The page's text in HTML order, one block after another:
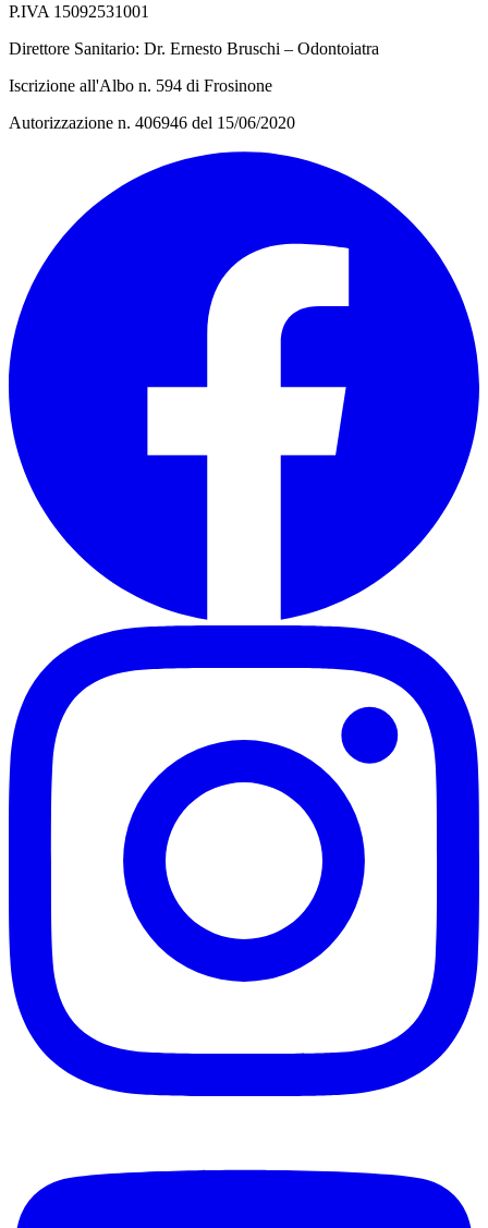
P.IVA 15092531001
Direttore Sanitario: Dr. Ernesto Bruschi – Odontoiatra
Iscrizione all'Albo n. 594 di Frosinone
Autorizzazione n. 406946 del 15/06/2020